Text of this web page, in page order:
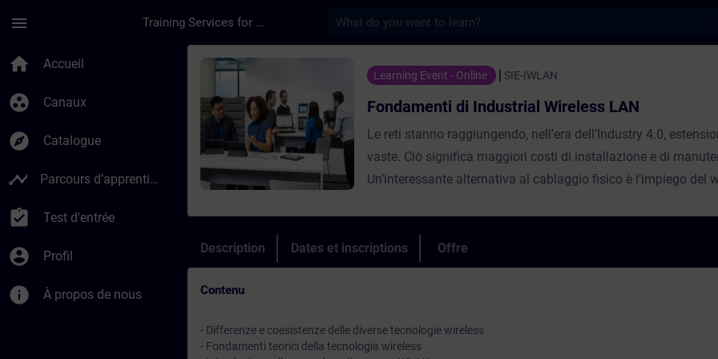
menu Training Services for Digital Industries
home Accueil
group_work Canaux
explore Catalogue
timeline Parcours d’apprentissage
assignment_turned_in Test d'entrée
account_circle Profil
info À propos de nous
Cours - Fondamenti di Industrial Wireless LAN -
Learning Event - Online SIE-IWLAN
Fondamenti di Industrial Wireless LAN
Le reti stanno raggiungendo, nell’era dell’Industry 4.0,
vaste. Ciò significa maggiori costi di installazione e di
Un’interessante alternativa al cablaggio fisico è l’impiego del
fornisce ai partecipanti i fondamenti e le conoscenze
pianificare, implementaree fornire supporto per configurazioni
Description Dates et inscriptions Offre
Contenu
- Differenze e coesistenze delle diverse tecnologie wireless
- Fondamenti teorici della tecnologia wireless